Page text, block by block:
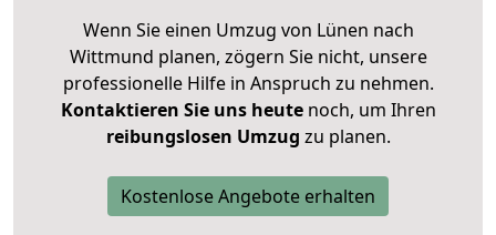
Wenn Sie einen Umzug von Lünen nach
Wittmund planen, zögern Sie nicht, unsere
professionelle Hilfe in Anspruch zu nehmen.
Kontaktieren Sie uns heutenoch, um Ihren
reibungslosen Umzug zu planen.
Kostenlose Angebote erhalten